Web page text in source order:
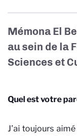
Mémona El
au sein de la
Sciences et
Quel est votre
J’ai toujours